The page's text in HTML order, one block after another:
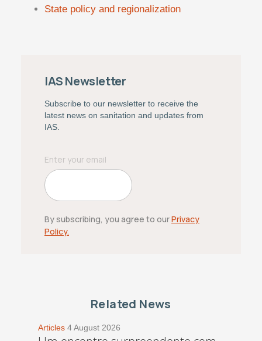
State policy and regionalization
IAS Newsletter
Subscribe to our newsletter to receive the
latest news on sanitation and updates from
IAS.
By subscribing, you agree to ourPrivacy
Policy.
Related News
Articles 4 August 2026